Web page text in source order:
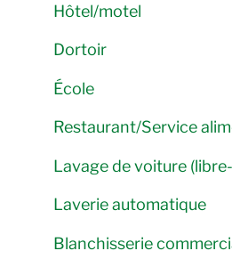
Hôtel/motel
Dortoir
École
Restaurant/Service
Lavage de voiture
Laverie automatique
Blanchisserie